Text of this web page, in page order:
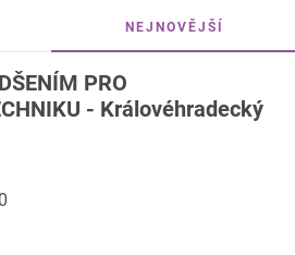
NEJNOVĚJŠÍ
PRO
- Královéhradecký